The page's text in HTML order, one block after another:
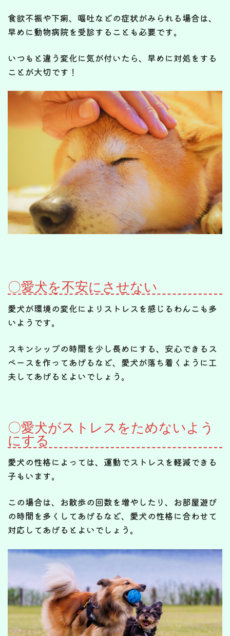
食欲不振や下痢、嘔吐などの症状がみられる場合は、
早めに動物病院を受診することも必要です。
いつもと違う変化に気が付いたら、早めに対処をする
ことが大切です！
〇愛犬を不安にさせない
愛犬が環境の変化によりストレスを感じるわんこも多
いようです。
スキンシップの時間を少し長めにする、安心できるス
ペースを作ってあげるなど、愛犬が落ち着くように工
夫してあげるとよいでしょう。
〇愛犬がストレスをためないよう
にする
愛犬の性格によっては、運動でストレスを軽減できる
子もいます。
この場合は、お散歩の回数を増やしたり、お部屋遊び
の時間を多くしてあげるなど、愛犬の性格に合わせて
対応してあげるとよいでしょう。